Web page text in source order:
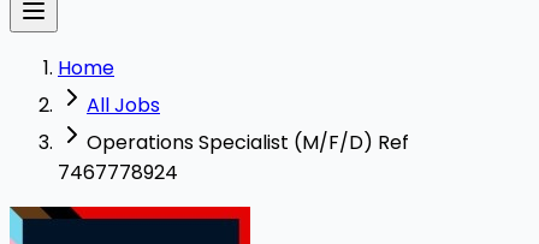
Home
All Jobs
Operations Specialist (M/F/D) Ref
7467778924